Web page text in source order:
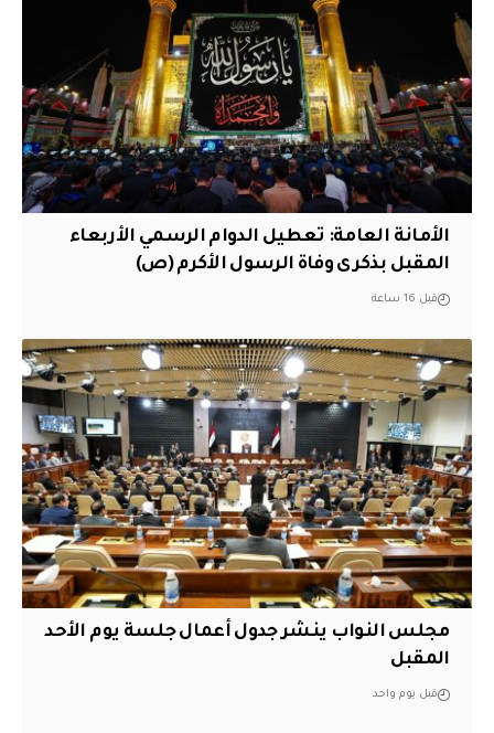
الأمانة العامة: تعطيل الدوام الرسمي الأربعاء
المقبل بذكرى وفاة الرسول الأكرم (ص)
قبل 16 ساعة
مجلس النواب ينشر جدول أعمال جلسة يوم الأحد
المقبل
قبل يوم واحد